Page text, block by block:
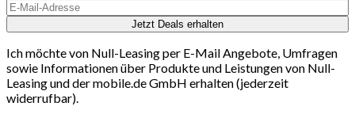
Jetzt Deals erhalten
Ich möchte von Null-Leasing per E-Mail Angebote, Umfragen
sowie Informationen über Produkte und Leistungen von Null-
Leasing und der mobile.de GmbH erhalten (jederzeit
widerrufbar).